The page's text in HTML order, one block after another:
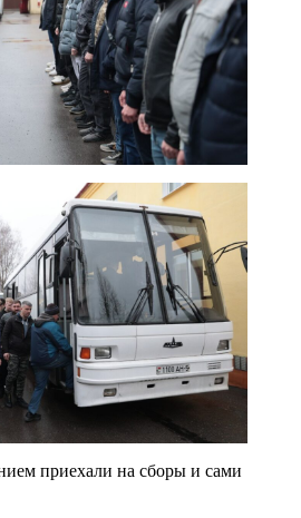
приехали на сборы и сами